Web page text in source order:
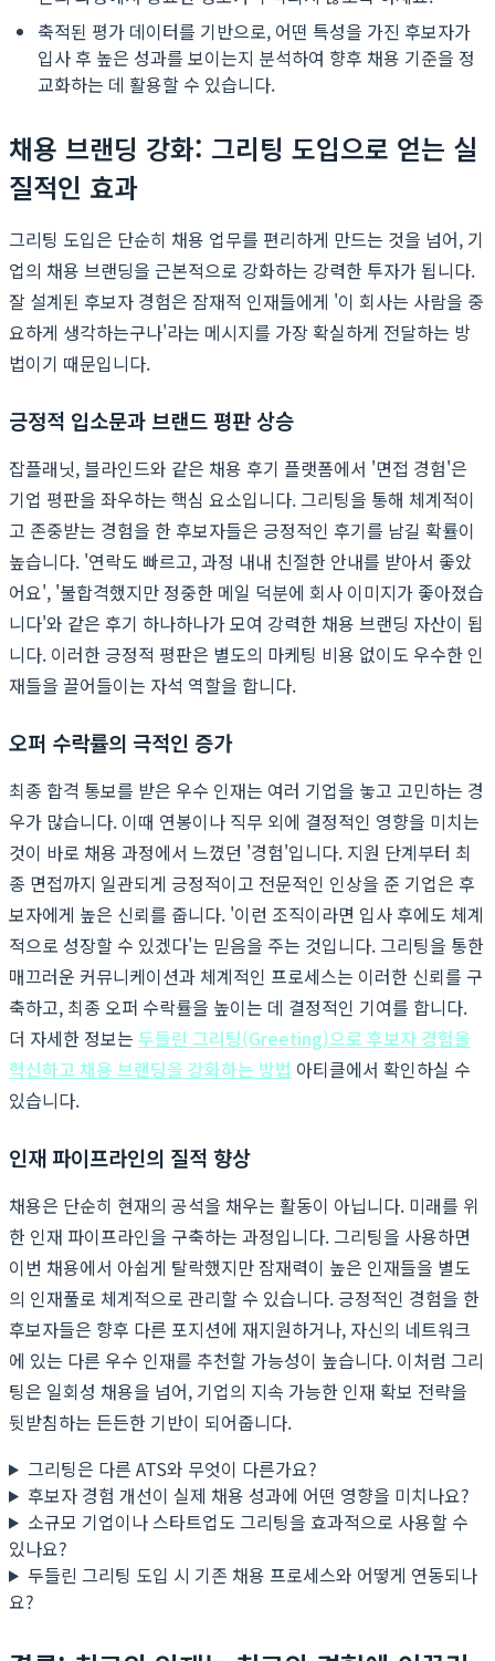
축적된 평가 데이터를 기반으로, 어떤 특성을 가진 후보자가
입사 후 높은 성과를 보이는지 분석하여 향후 채용 기준을 정
교화하는 데 활용할 수 있습니다.
채용 브랜딩 강화: 그리팅 도입으로 얻는 실
질적인 효과
그리팅 도입은 단순히 채용 업무를 편리하게 만드는 것을 넘어, 기
업의 채용 브랜딩을 근본적으로 강화하는 강력한 투자가 됩니다.
잘 설계된 후보자 경험은 잠재적 인재들에게 '이 회사는 사람을 중
요하게 생각하는구나'라는 메시지를 가장 확실하게 전달하는 방
법이기 때문입니다.
긍정적 입소문과 브랜드 평판 상승
잡플래닛, 블라인드와 같은 채용 후기 플랫폼에서 '면접 경험'은
기업 평판을 좌우하는 핵심 요소입니다. 그리팅을 통해 체계적이
고 존중받는 경험을 한 후보자들은 긍정적인 후기를 남길 확률이
높습니다. '연락도 빠르고, 과정 내내 친절한 안내를 받아서 좋았
어요', '불합격했지만 정중한 메일 덕분에 회사 이미지가 좋아졌습
니다'와 같은 후기 하나하나가 모여 강력한 채용 브랜딩 자산이 됩
니다. 이러한 긍정적 평판은 별도의 마케팅 비용 없이도 우수한 인
재들을 끌어들이는 자석 역할을 합니다.
오퍼 수락률의 극적인 증가
최종 합격 통보를 받은 우수 인재는 여러 기업을 놓고 고민하는 경
우가 많습니다. 이때 연봉이나 직무 외에 결정적인 영향을 미치는
것이 바로 채용 과정에서 느꼈던 '경험'입니다. 지원 단계부터 최
종 면접까지 일관되게 긍정적이고 전문적인 인상을 준 기업은 후
보자에게 높은 신뢰를 줍니다. '이런 조직이라면 입사 후에도 체계
적으로 성장할 수 있겠다'는 믿음을 주는 것입니다. 그리팅을 통한
매끄러운 커뮤니케이션과 체계적인 프로세스는 이러한 신뢰를 구
축하고, 최종 오퍼 수락률을 높이는 데 결정적인 기여를 합니다.
더 자세한 정보는 두들린 그리팅(Greeting)으로 후보자 경험을
혁신하고 채용 브랜딩을 강화하는 방법 아티클에서 확인하실 수
있습니다.
인재 파이프라인의 질적 향상
채용은 단순히 현재의 공석을 채우는 활동이 아닙니다. 미래를 위
한 인재 파이프라인을 구축하는 과정입니다. 그리팅을 사용하면
이번 채용에서 아쉽게 탈락했지만 잠재력이 높은 인재들을 별도
의 인재풀로 체계적으로 관리할 수 있습니다. 긍정적인 경험을 한
후보자들은 향후 다른 포지션에 재지원하거나, 자신의 네트워크
에 있는 다른 우수 인재를 추천할 가능성이 높습니다. 이처럼 그리
팅은 일회성 채용을 넘어, 기업의 지속 가능한 인재 확보 전략을
뒷받침하는 든든한 기반이 되어줍니다.
그리팅은 다른 ATS와 무엇이 다른가요?
후보자 경험 개선이 실제 채용 성과에 어떤 영향을 미치나요?
소규모 기업이나 스타트업도 그리팅을 효과적으로 사용할 수
있나요?
두들린 그리팅 도입 시 기존 채용 프로세스와 어떻게 연동되나
요?